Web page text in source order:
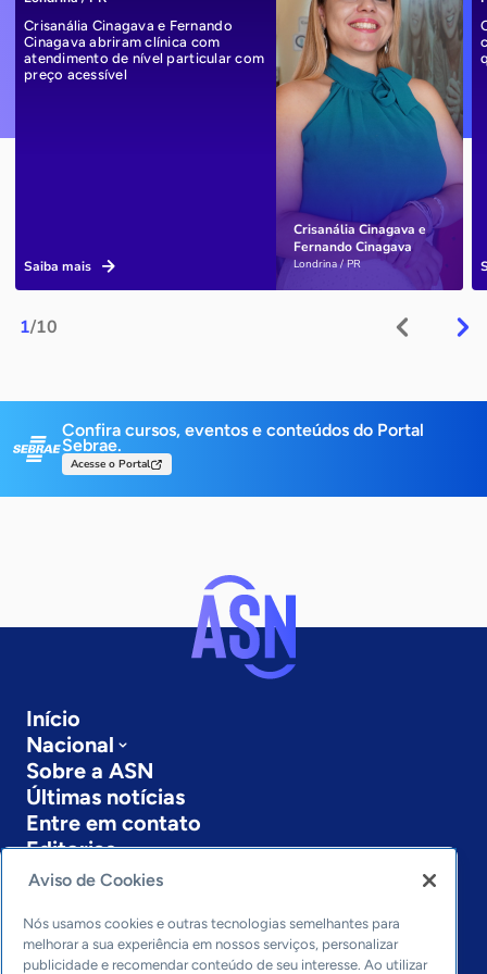
1/10
Crisanália Cinagava e
Fernando Cinagava
Londrina / PR
Crisanália Cinagava e Fernando
Cinagava abriram clínica com
atendimento de nível particular com
preço acessível
Saiba mais
Confira cursos, eventos e conteúdos do Portal
Sebrae.
Acesse o Portal
Início
Nacional
Sobre a ASN
Últimas notícias
Entre em contato
Editorias
Economia & Política
Inovação & Tecnologia
Cultura empreendedora
Aviso de Cookies
Nós usamos cookies e outras tecnologias semelhantes para
melhorar a sua experiência em nossos serviços, personalizar
publicidade e recomendar conteúdo de seu interesse. Ao utilizar